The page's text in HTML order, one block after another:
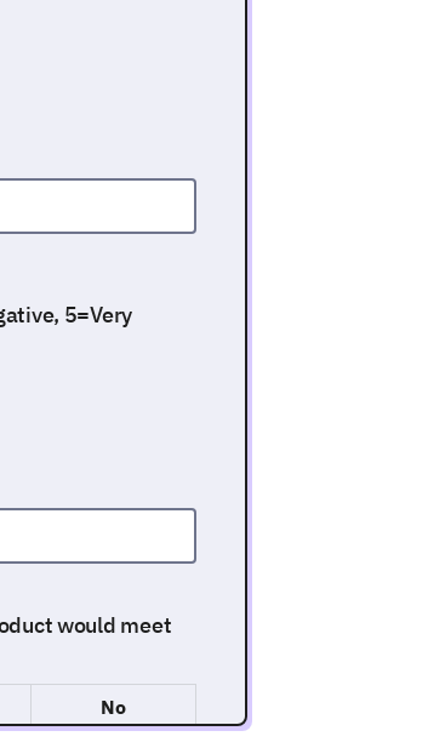
5=Very
would meet
No